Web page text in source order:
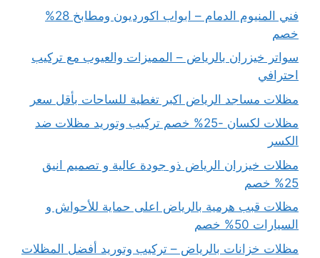
فني المنيوم الدمام – ابواب اكورديون ومطابخ 28%
خصم
سواتر خيزران بالرياض – المميزات والعيوب مع تركيب
احترافي
مظلات مساجد الرياض اكبر تغطية للساحات بأقل سعر
مظلات لكسان -25% خصم تركيب وتوريد مظلات ضد
الكسر
مظلات خيزران الرياض ذو جودة عالية و تصميم انيق
25% خصم
مظلات قبب هرمية بالرياض اعلى حماية للأحواش و
السيارات 50% خصم
مظلات خزانات بالرياض – تركيب وتوريد أفضل المظلات